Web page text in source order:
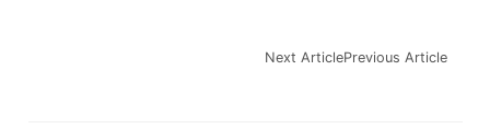
Previous Article
Next Article